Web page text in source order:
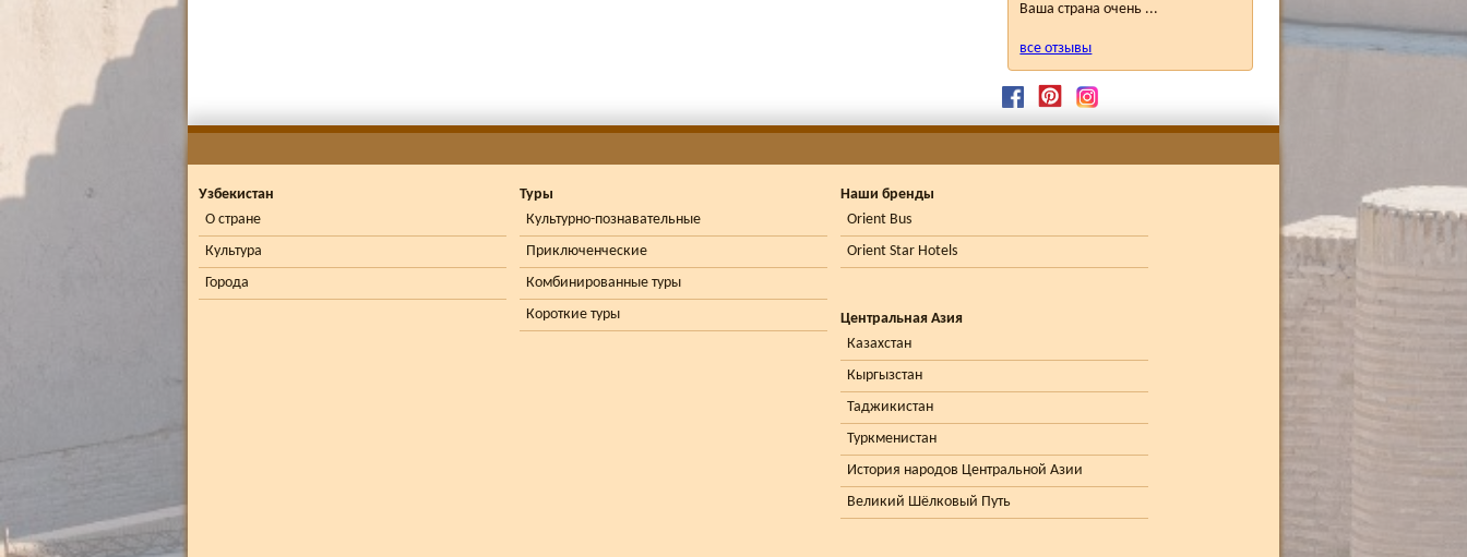
Ваша страна очень ...
все отзывы
Узбекистан
О стране
Культура
Города
Туры
Культурно-познавательные
Приключенческие
Комбинированные туры
Короткие туры
Наши бренды
Orient Bus
Orient Star Hotels
Центральная Азия
Казахстан
Кыргызстан
Таджикистан
Туркменистан
История народов Центральной Азии
Великий Шёлковый Путь